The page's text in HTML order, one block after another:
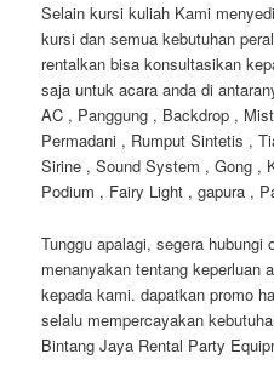
Selain kursi kuliah Kami
kursi dan semua kebutuhan
rentalkan bisa konsultasikan
saja untuk acara anda di
AC , Panggung , Backdrop ,
Permadani , Rumput Sintetis ,
Sirine , Sound System , Gong ,
Podium , Fairy Light , gapura ,
Tunggu apalagi, segera
menanyakan tentang keperluan
kepada kami. dapatkan promo
selalu mempercayakan
Bintang Jaya Rental Party